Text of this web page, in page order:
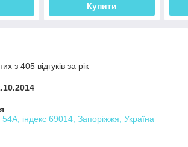
Купити
з 405 відгуків за рік
54А, індекс 69014, Запоріжжя, Україна